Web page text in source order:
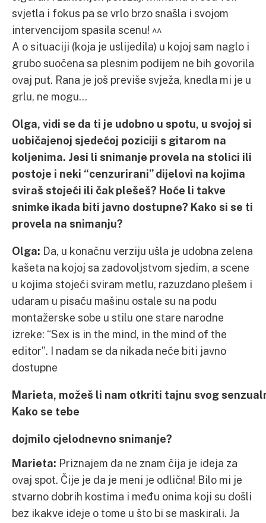
svjetla i fokus pa se vrlo brzo snašla i svojom
intervencijom spasila scenu! ^^
A o situaciji (koja je uslijedila) u kojoj sam naglo i
grubo suočena sa plesnim podijem ne bih govorila
ovaj put. Rana je još previše svježa, knedla mi je u
grlu, ne mogu…
Olga, vidi se da ti je udobno u spotu, u svojoj si
uobičajenoj sjedećoj poziciji s gitarom na
koljenima. Jesi li snimanje provela na stolici ili
postoje i neki “cenzurirani” dijelovi na kojima
sviraš stojeći ili čak plešeš? Hoće li takve
snimke ikada biti javno dostupne? Kako si se ti
provela na snimanju?
Olga: Da, u konačnu verziju ušla je udobna zelena
kašeta na kojoj sa zadovoljstvom sjedim, a scene
u kojima stojeći sviram metlu, razuzdano plešem i
udaram u pisaću mašinu ostale su na podu
montažerske sobe u stilu one stare narodne
izreke: “Sex is in the mind, in the mind of the
editor”. I nadam se da nikada neće biti javno
dostupne
Marieta, možeš li nam otkriti tajnu svog
Kako se tebe
dojmilo cjelodnevno snimanje?
Marieta: Priznajem da ne znam čija je ideja za
ovaj spot. Čije je da je meni je odlična! Bilo mi je
stvarno dobrih kostima i među onima koji su došli
bez ikakve ideje o tome u što bi se maskirali. Ja